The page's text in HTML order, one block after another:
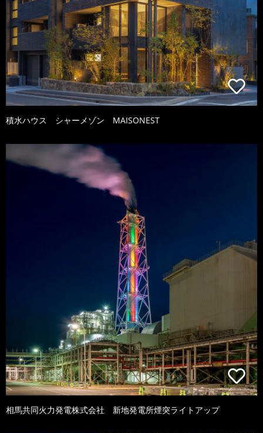
積水ハウス シャーメゾン MAISONEST
相馬共同火力発電株式会社 新地発電所煙突ライトアップ